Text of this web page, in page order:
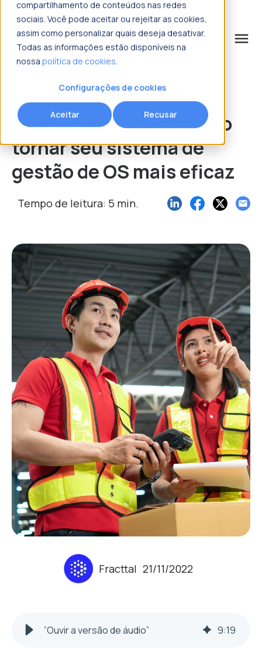
compartilhamento de conteúdos nas redes
sociais. Você pode aceitar ou rejeitar as cookies,
assim como personalizar quais deseja desativar.
Todas as informações estão disponíveis na
nossa política de cookies.
Configurações de cookies
Aceitar Recusar
menu
o que procura?
Ordens de serviço: como
tornar seu sistema de
gestão de OS mais eficaz
Tempo de leitura: 5 min.
Fracttal 21/11/2022
”Ouvir a versão de áudio” 9:19